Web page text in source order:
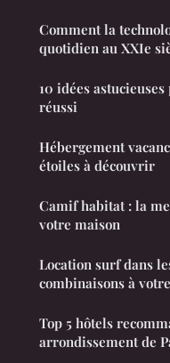
Comment la
quotidien au XXIe
10 idées
réussi
Hébergement
étoiles à découvrir
Camif habitat : la
votre maison
Location surf dans
combinaisons à
Top 5 hôtels
arrondissement de